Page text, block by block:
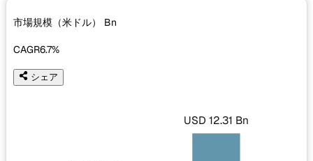
市場規模（米ドル） Bn
CAGR6.7%
シェア
USD 12.31 Bn